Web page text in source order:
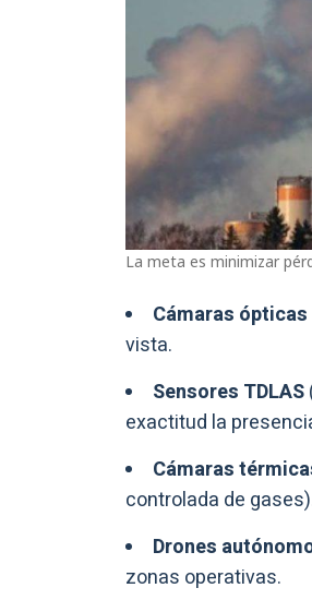
La meta es minimizar
Cámaras
vista.
Sensores TDLAS
exactitud la
Cámaras
controlada de
Drones
zonas operativas.